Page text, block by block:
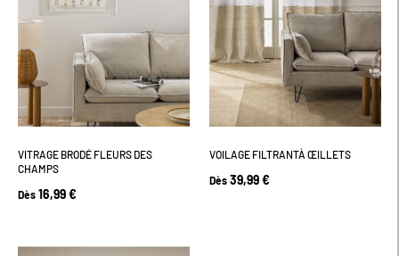
VITRAGE BRODÉ FLEURS DES
CHAMPS
Dès 16,99 €
VOILAGE FILTRANTÀ ŒILLETS
Dès 39,99 €